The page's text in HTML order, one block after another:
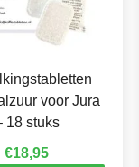
voor Jura
18 stuks
€18,95